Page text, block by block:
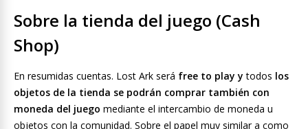
Sobre la tienda del juego (Cash
Shop)
En resumidas cuentas. Lost Ark será free to play y todos los
objetos de la tienda se podrán comprar también con
moneda del juego mediante el intercambio de moneda u
objetos con la comunidad. Sobre el papel muy similar a como